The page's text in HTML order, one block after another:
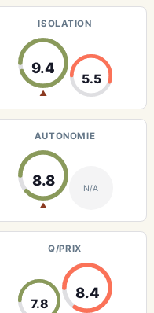
ISOLATION
9.4
▲
5.5
AUTONOMIE
8.8
▲
N/A
Q/PRIX
7.8
8.4